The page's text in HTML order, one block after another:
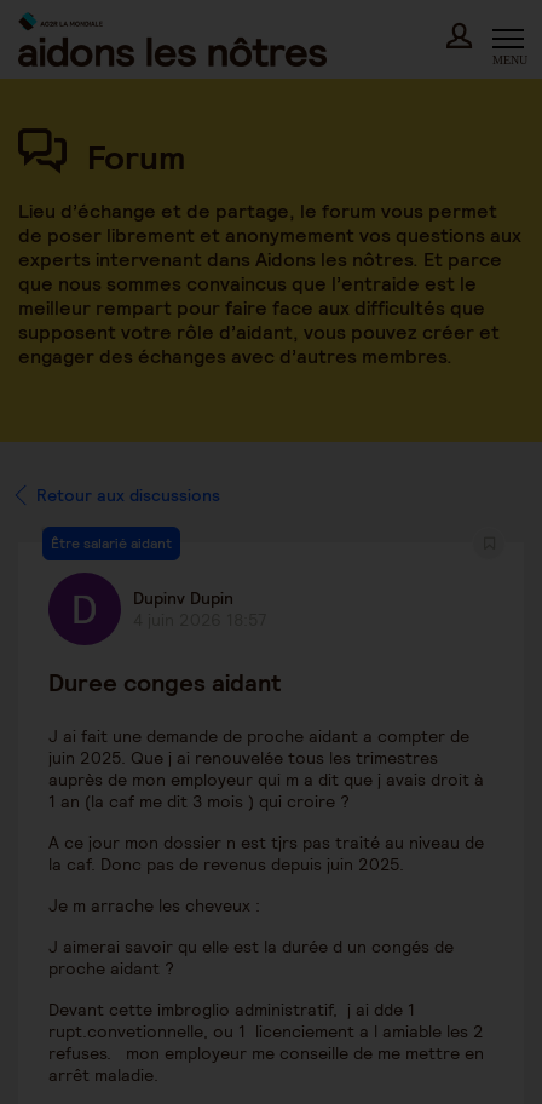
Skip
content
MENU
Forum
Lieu d’échange et de partage, le forum vous permet
de poser librement et anonymement vos questions aux
experts intervenant dans Aidons les nôtres. Et parce
que nous sommes convaincus que l’entraide est le
meilleur rempart pour faire face aux difficultés que
supposent votre rôle d’aidant, vous pouvez créer et
engager des échanges avec d’autres membres.
Retour aux discussions
Être salarié aidant
Dupinv Dupin
Duree conges aidant
J ai fait une demande de proche aidant a compter de
juin 2025. Que j ai renouvelée tous les trimestres
auprès de mon employeur qui m a dit que j avais droit à
1 an (la caf me dit 3 mois ) qui croire ?
A ce jour mon dossier n est tjrs pas traité au niveau de
la caf. Donc pas de revenus depuis juin 2025.
Je m arrache les cheveux :
J aimerai savoir qu elle est la durée d un congés de
proche aidant ?
Devant cette imbroglio administratif, j ai dde 1
rupt.convetionnelle, ou 1 licenciement a l amiable les 2
refuses. mon employeur me conseille de me mettre en
arrêt maladie.